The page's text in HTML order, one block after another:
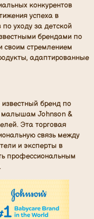
конкурентов
успеха в
уходу за детской
брендами по
своим стремлением
адаптированные
бренд по
малышам Johnson &
Эта торговая
связь между
и эксперты в
профессиональным